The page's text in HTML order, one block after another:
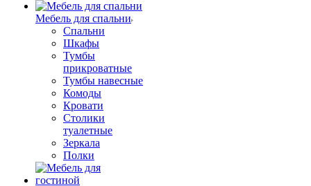
Мебель для спальни
Спальни
Шкафы
Тумбы
прикроватные
Тумбы навесные
Комоды
Кровати
Столики
туалетные
Зеркала
Полки